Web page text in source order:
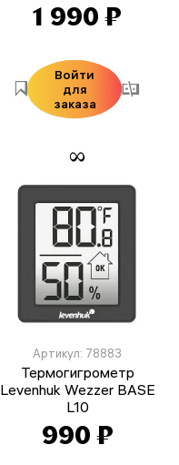
1 990 ₽
Войти
для
заказа
Артикул: 78883
Термогигрометр
Levenhuk Wezzer BASE
L10
990 ₽